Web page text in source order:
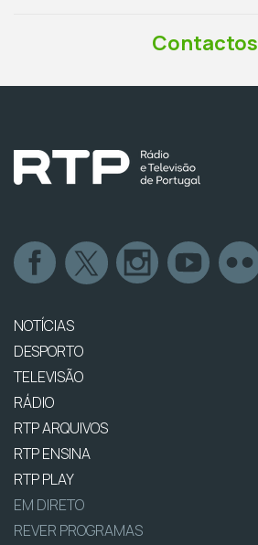
Contactos
NOTÍCIAS
DESPORTO
TELEVISÃO
RÁDIO
RTP ARQUIVOS
RTP ENSINA
RTP PLAY
EM DIRETO
REVER PROGRAMAS